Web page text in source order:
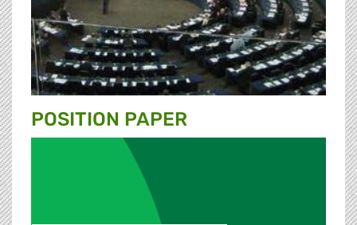
POSITION PAPER